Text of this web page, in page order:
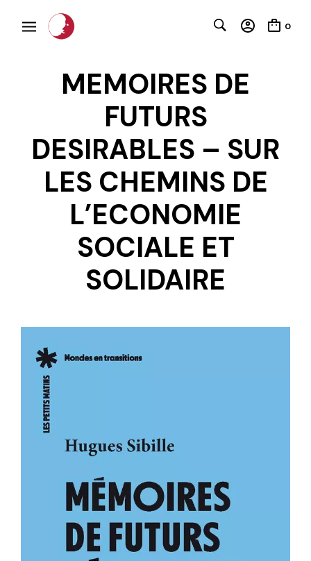
0
MEMOIRES DE
FUTURS
DESIRABLES – SUR
LES CHEMINS DE
L’ECONOMIE
SOCIALE ET
SOLIDAIRE